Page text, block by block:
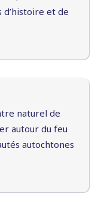
et de
naturel de
autour du feu
autochtones